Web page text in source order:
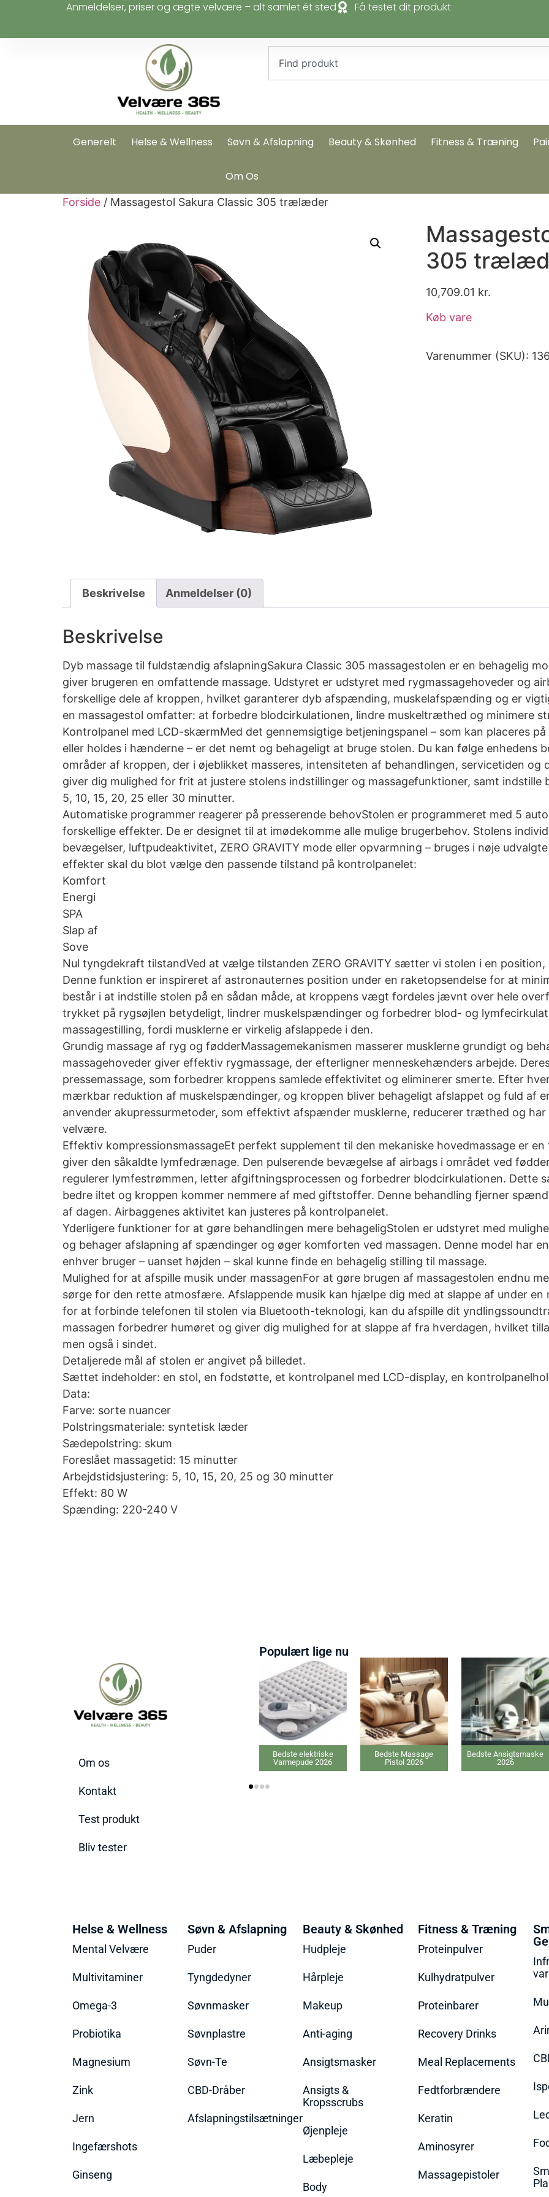
Anmeldelser, priser og ægte velvære – alt samlet ét sted Få testet dit produkt
Generelt Helse & Wellness Søvn & Afslapning Beauty & Skønhed Fitness & Træning
Om Os
Forside / Massagestol Sakura Classic 305 trælæder
305
10,709.01 kr.
Køb vare
Varenummer (SKU):
Beskrivelse Anmeldelser (0)
Beskrivelse
Dyb massage til fuldstændig afslapningSakura Classic 305 massagestolen er en behagelig
giver brugeren en omfattende massage. Udstyret er udstyret med rygmassagehoveder og
forskellige dele af kroppen, hvilket garanterer dyb afspænding, muskelafspænding og er
en massagestol omfatter: at forbedre blodcirkulationen, lindre muskeltræthed og minimere
Kontrolpanel med LCD-skærmMed det gennemsigtige betjeningspanel – som kan placeres
eller holdes i hænderne – er det nemt og behageligt at bruge stolen. Du kan følge enhedens
områder af kroppen, der i øjeblikket masseres, intensiteten af behandlingen, servicetiden og
giver dig mulighed for frit at justere stolens indstillinger og massagefunktioner, samt indstille
5, 10, 15, 20, 25 eller 30 minutter.
Automatiske programmer reagerer på presserende behovStolen er programmeret med 5
forskellige effekter. De er designet til at imødekomme alle mulige brugerbehov. Stolens
bevægelser, luftpudeaktivitet, ZERO GRAVITY mode eller opvarmning – bruges i nøje
effekter skal du blot vælge den passende tilstand på kontrolpanelet:
Komfort
Energi
SPA
Slap af
Sove
Nul tyngdekraft tilstandVed at vælge tilstanden ZERO GRAVITY sætter vi stolen i en
Denne funktion er inspireret af astronauternes position under en raketopsendelse for at
består i at indstille stolen på en sådan måde, at kroppens vægt fordeles jævnt over hele
trykket på rygsøjlen betydeligt, lindrer muskelspændinger og forbedrer blod- og
massagestilling, fordi musklerne er virkelig afslappede i den.
Grundig massage af ryg og fødderMassagemekanismen masserer musklerne grundigt og
massagehoveder giver effektiv rygmassage, der efterligner menneskehænders arbejde.
pressemassage, som forbedrer kroppens samlede effektivitet og eliminerer smerte. Efter
mærkbar reduktion af muskelspændinger, og kroppen bliver behageligt afslappet og fuld af
anvender akupressurmetoder, som effektivt afspænder musklerne, reducerer træthed og
velvære.
Effektiv kompressionsmassageEt perfekt supplement til den mekaniske hovedmassage er
giver den såkaldte lymfedrænage. Den pulserende bevægelse af airbags i området ved
regulerer lymfestrømmen, letter afgiftningsprocessen og forbedrer blodcirkulationen. Dette
bedre iltet og kroppen kommer nemmere af med giftstoffer. Denne behandling fjerner
af dagen. Airbaggenes aktivitet kan justeres på kontrolpanelet.
Yderligere funktioner for at gøre behandlingen mere behageligStolen er udstyret med
og behager afslapning af spændinger og øger komforten ved massagen. Denne model har
enhver bruger – uanset højden – skal kunne finde en behagelig stilling til massage.
Mulighed for at afspille musik under massagenFor at gøre brugen af massagestolen endnu
sørge for den rette atmosfære. Afslappende musik kan hjælpe dig med at slappe af under en
for at forbinde telefonen til stolen via Bluetooth-teknologi, kan du afspille dit
massagen forbedrer humøret og giver dig mulighed for at slappe af fra hverdagen, hvilket
men også i sindet.
Detaljerede mål af stolen er angivet på billedet.
Sættet indeholder: en stol, en fodstøtte, et kontrolpanel med LCD-display, en
Data:
Farve: sorte nuancer
Polstringsmateriale: syntetisk læder
Sædepolstring: skum
Foreslået massagetid: 15 minutter
Arbejdstidsjustering: 5, 10, 15, 20, 25 og 30 minutter
Effekt: 80 W
Spænding: 220-240 V
Om os
Kontakt
Test produkt
Bliv tester
Populært lige nu
Bedste Massage
Pistol 2026
Bedste Ansigtsmaske
2026
Bedste Proteinpulver
2026
Helse & Wellness
Mental Velvære
Multivitaminer
Omega-3
Probiotika
Magnesium
Zink
Jern
Ingefærshots
Ginseng
Søvn & Afslapning
Puder
Tyngdedyner
Søvnmasker
Søvnplastre
Søvn-Te
CBD-Dråber
Afslapningstilsætninger
Beauty & Skønhed
Hudpleje
Hårpleje
Makeup
Anti-aging
Ansigtsmasker
Ansigts &
Kropsscrubs
Øjenpleje
Læbepleje
Body
Fitness & Træning
Proteinpulver
Kulhydratpulver
Proteinbarer
Recovery Drinks
Meal Replacements
Fedtforbrændere
Keratin
Aminosyrer
Massagepistoler